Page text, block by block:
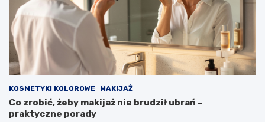
KOSMETYKI KOLOROWE MAKIJAŻ
Co zrobić, żeby makijaż nie brudził ubrań –
praktyczne porady